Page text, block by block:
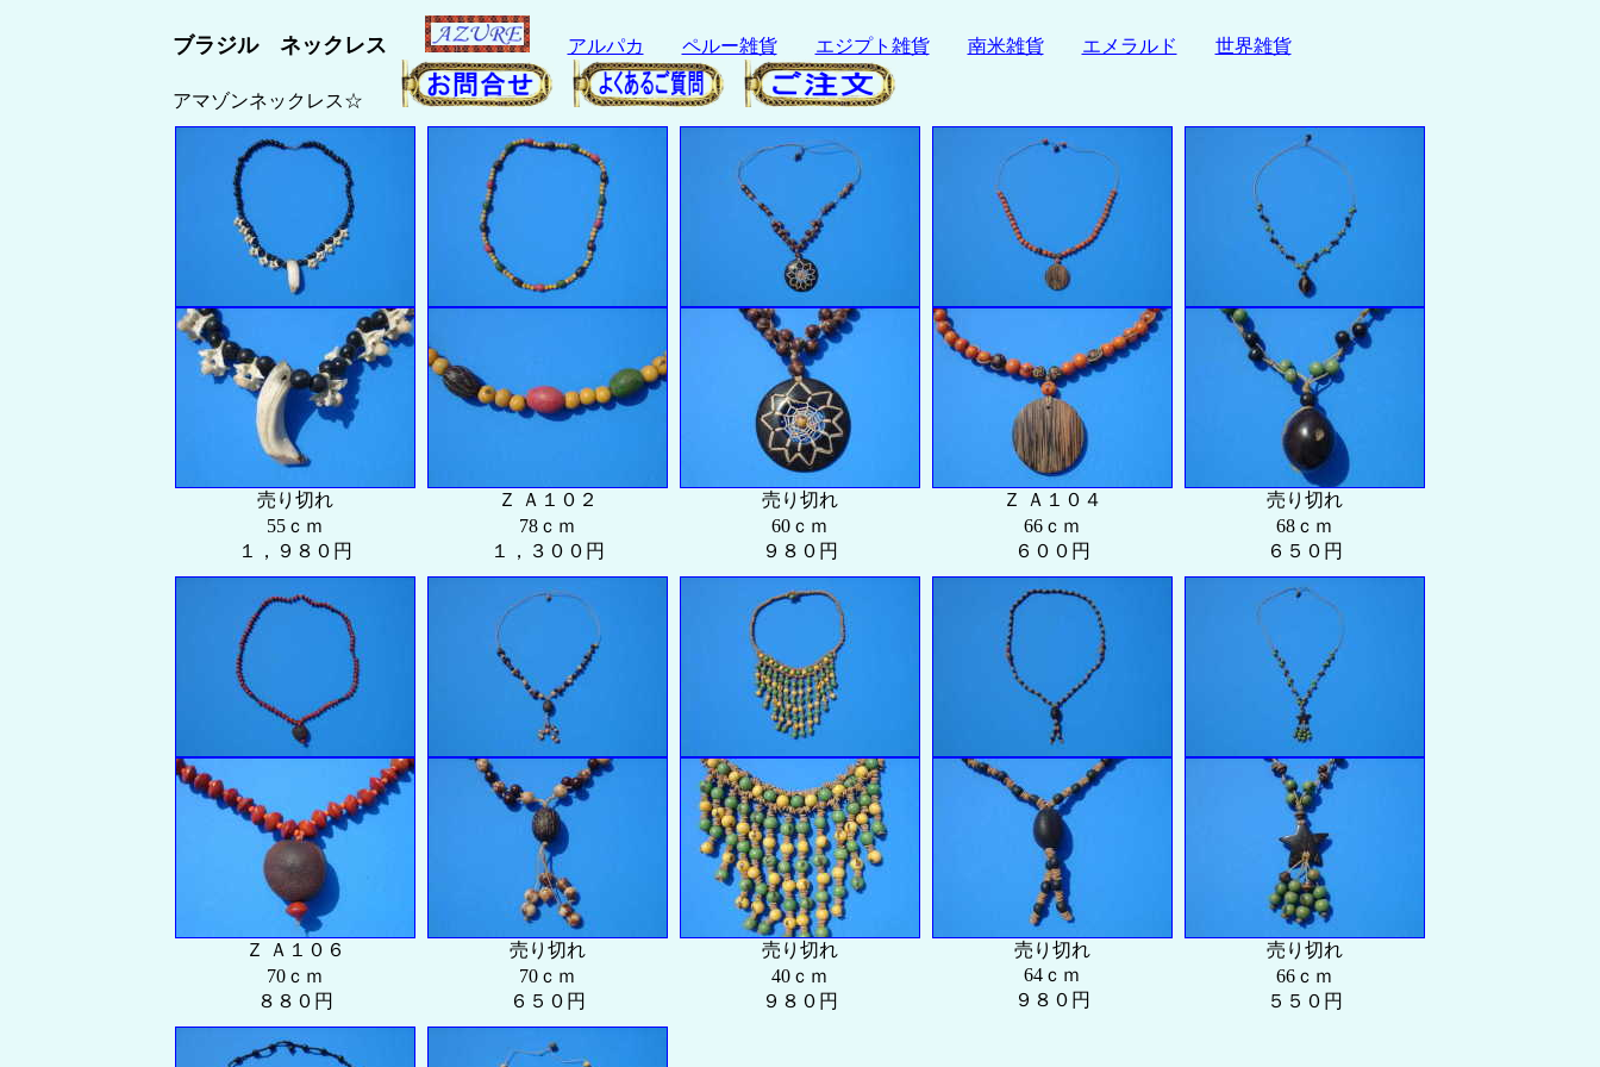
ブラジル ネックレス アルパカ ペルー雑貨 エジプト雑貨 南米雑貨 エメラルド 世界雑貨
アマゾンネックレス☆
売り切れ
55ｃｍ
１，９８０円
Ｚ Ａ１０２
78ｃｍ
１，３００円
売り切れ
60ｃｍ
９８０円
Ｚ Ａ１０４
66ｃｍ
６００円
売り切れ
68ｃｍ
６５０円
Ｚ Ａ１０６
70ｃｍ
８８０円
売り切れ
70ｃｍ
６５０円
売り切れ
40ｃｍ
９８０円
売り切れ
64ｃｍ
９８０円
売り切れ
66ｃｍ
５５０円